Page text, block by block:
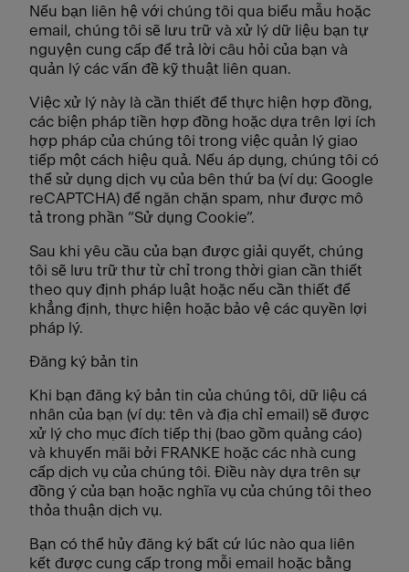
Nếu bạn liên hệ với chúng tôi qua biểu mẫu hoặc
email, chúng tôi sẽ lưu trữ và xử lý dữ liệu bạn tự
nguyện cung cấp để trả lời câu hỏi của bạn và
quản lý các vấn đề kỹ thuật liên quan.
Việc xử lý này là cần thiết để thực hiện hợp đồng,
các biện pháp tiền hợp đồng hoặc dựa trên lợi ích
hợp pháp của chúng tôi trong việc quản lý giao
tiếp một cách hiệu quả. Nếu áp dụng, chúng tôi có
thể sử dụng dịch vụ của bên thứ ba (ví dụ: Google
reCAPTCHA) để ngăn chặn spam, như được mô
tả trong phần “Sử dụng Cookie”.
Sau khi yêu cầu của bạn được giải quyết, chúng
tôi sẽ lưu trữ thư từ chỉ trong thời gian cần thiết
theo quy định pháp luật hoặc nếu cần thiết để
khẳng định, thực hiện hoặc bảo vệ các quyền lợi
pháp lý.
Đăng ký bản tin
Khi bạn đăng ký bản tin của chúng tôi, dữ liệu cá
nhân của bạn (ví dụ: tên và địa chỉ email) sẽ được
xử lý cho mục đích tiếp thị (bao gồm quảng cáo)
và khuyến mãi bởi FRANKE hoặc các nhà cung
cấp dịch vụ của chúng tôi. Điều này dựa trên sự
đồng ý của bạn hoặc nghĩa vụ của chúng tôi theo
thỏa thuận dịch vụ.
Bạn có thể hủy đăng ký bất cứ lúc nào qua liên
kết được cung cấp trong mỗi email hoặc bằng